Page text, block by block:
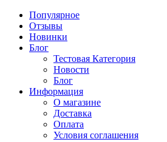
Популярное
Отзывы
Новинки
Блог
Тестовая Категория
Новости
Блог
Информация
О магазине
Доставка
Оплата
Условия соглашения